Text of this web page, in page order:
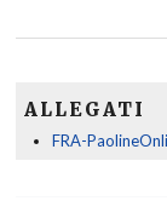
ALLEGATI
FRA-